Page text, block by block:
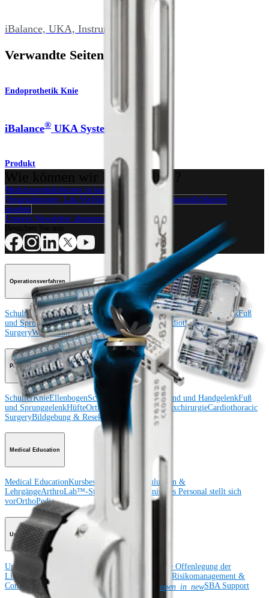
iBalance, UKA, Instrumentenset
Verwandte Seiten
Endoprothetik Knie
iBalance® UKA System
Produkt
Wie können wir Ihnen helfen?
Medizinproduktberater:in kontaktieren
Veranstaltungen, Lab-Vorführungen und Schulungsmöglichkeiten
ansehen
Unseren Newsletter abonnieren
Operationsverfahren
SchulterKnieEllenbogenSchulterendoprothetikHand und HandgelenkFuß
und SprunggelenkTraumaHüfte OrthobiologieCardiothoracic
SurgeryWirbelsäule
Produkt
SchulterKnieEllenbogenSchulterendoprothetikHand und HandgelenkFuß
und SprunggelenkHüfteOrthobiologie Herz-ThoraxchirurgieCardiothoracic
SurgeryBildgebung & Resektion
Medical Education
Medical EducationKursbeschreibungen
Schulungen &
LehrgängeArthroLab™-Standorte
Unser klinisches Personal stellt sich
vorOrthoPedia
Unternehmen
Unternehmen Community Events
Globale Offenlegung der
LieferketteStandorte Förderung
Risikomanagement &
Compliance Virtual Patent Marking open_in_newSBA Support